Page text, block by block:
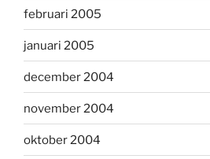
februari 2005
januari 2005
december 2004
november 2004
oktober 2004